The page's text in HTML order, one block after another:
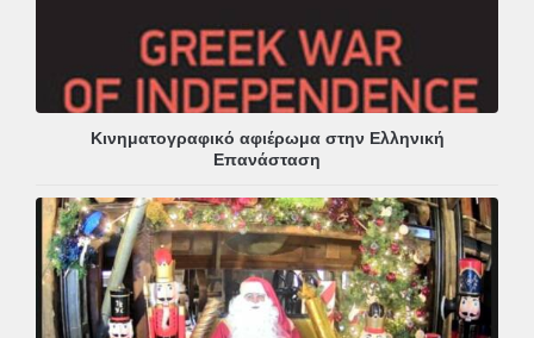
Κινηματογραφικό αφιέρωμα στην Ελληνική
Επανάσταση